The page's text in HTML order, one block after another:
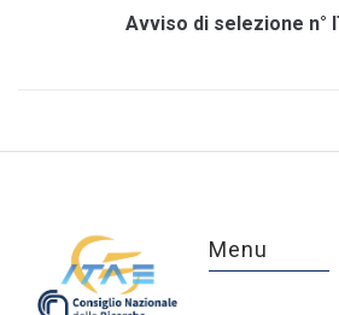
Avviso di selezione n°
Menu